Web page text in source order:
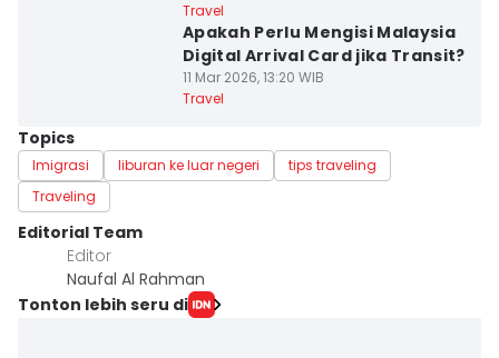
Travel
Apakah Perlu Mengisi Malaysia
Digital Arrival Card jika Transit?
11 Mar 2026, 13:20 WIB
Travel
Topics
Imigrasi liburan ke luar negeri
tips traveling
Traveling
Editorial Team
Editor
Naufal Al Rahman
Tonton lebih seru di